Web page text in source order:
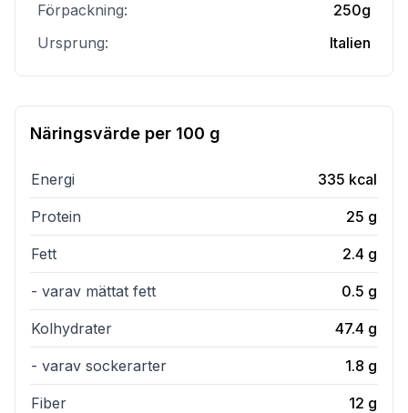
Förpackning:
250g
Ursprung:
Italien
Näringsvärde per 100 g
Energi 335 kcal
Protein 25 g
Fett 2.4 g
- varav mättat fett 0.5 g
Kolhydrater 47.4 g
- varav sockerarter 1.8 g
Fiber 12 g